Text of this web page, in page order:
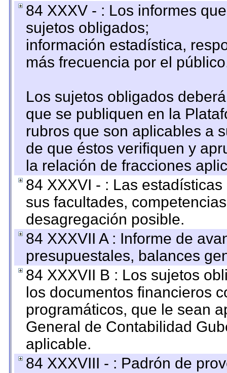
84 XXXV - : Los informes
sujetos obligados;
información estadística,
más frecuencia por el
Los sujetos obligados
que se publiquen en la
rubros que son aplicables a
de que éstos verifiquen y
la relación de fracciones
84 XXXVI - : Las
sus facultades,
desagregación posible.
84 XXXVII A : Informe de
presupuestales, balances
84 XXXVII B : Los sujetos
los documentos financieros
programáticos, que le sean
General de Contabilidad
aplicable.
84 XXXVIII - : Padrón de